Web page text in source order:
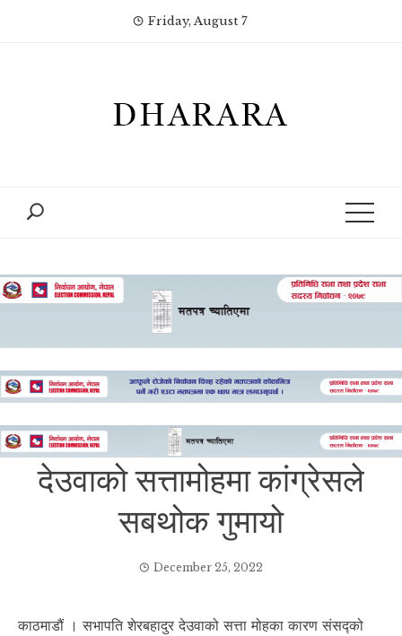
Friday, August 7
देउवाको सत्तामोहमा कांग्रेसले
सबथोक गुमायो
December 25, 2022
काठमाडौं । सभापति शेरबहादुर देउवाको सत्ता मोहका कारण संसद्को